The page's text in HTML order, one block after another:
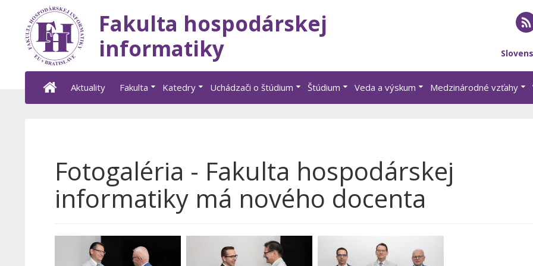
Fakulta hospodárskej
informatiky
Aktuality Fakulta Katedry Uchádzači o štúdium Štúdium Veda a výskum Medzinárodné vzťahy
Fotogaléria - Fakulta hospodárskej
informatiky má nového docenta